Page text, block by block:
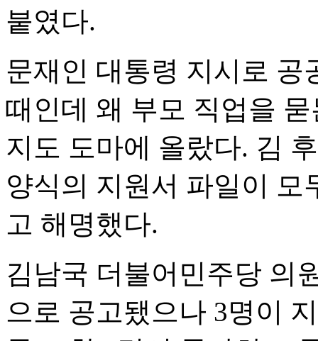
붙였다.
문재인 대통령 지시로 공
때인데 왜 부모 직업을
지도 도마에 올랐다. 김
양식의 지원서 파일이 모
고 해명했다.
김남국 더불어민주당 의
으로 공고됐으나 3명이